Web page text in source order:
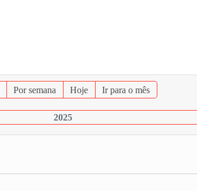
Por semana Hoje Ir para o mês
2025